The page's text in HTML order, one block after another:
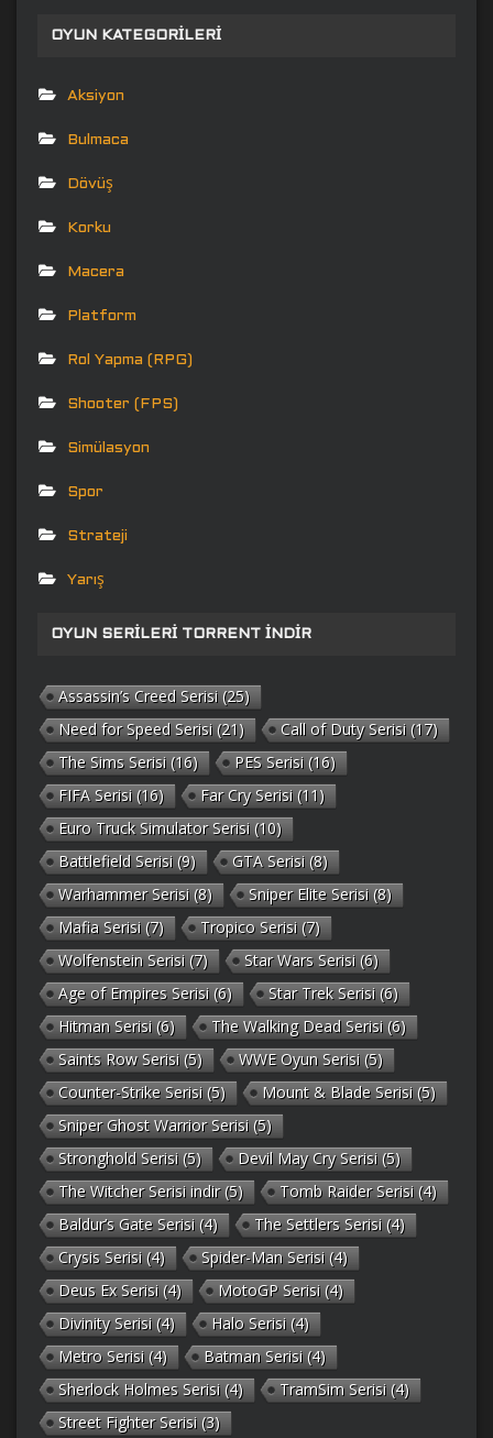
OYUN KATEGORILERI
Aksiyon
Bulmaca
Dövüş
Korku
Macera
Platform
Rol Yapma (RPG)
Shooter (FPS)
Simülasyon
Spor
Strateji
Yarış
OYUN SERILERI TORRENT İNDIR
Assassin’s Creed Serisi (25)
Need for Speed Serisi (21) Call of Duty Serisi (17)
The Sims Serisi (16) PES Serisi (16)
FIFA Serisi (16) Far Cry Serisi (11)
Euro Truck Simulator Serisi (10)
Battlefield Serisi (9) GTA Serisi (8)
Warhammer Serisi (8) Sniper Elite Serisi (8)
Mafia Serisi (7) Tropico Serisi (7)
Wolfenstein Serisi (7) Star Wars Serisi (6)
Age of Empires Serisi (6) Star Trek Serisi (6)
Hitman Serisi (6) The Walking Dead Serisi (6)
Saints Row Serisi (5) WWE Oyun Serisi (5)
Counter-Strike Serisi (5) Mount & Blade Serisi (5)
Sniper Ghost Warrior Serisi (5)
Stronghold Serisi (5) Devil May Cry Serisi (5)
The Witcher Serisi indir(5) Tomb Raider Serisi (4)
Baldur’s Gate Serisi (4) The Settlers Serisi (4)
Crysis Serisi (4) Spider-Man Serisi (4)
Deus Ex Serisi (4) MotoGP Serisi (4)
Divinity Serisi (4) Halo Serisi (4)
Metro Serisi (4) Batman Serisi (4)
Sherlock Holmes Serisi (4) TramSim Serisi (4)
Street Fighter Serisi (3)